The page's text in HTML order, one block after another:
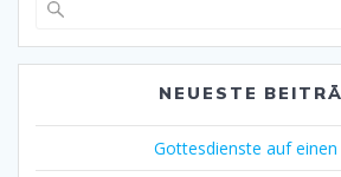
NEUESTE
Gottesdienste auf einen